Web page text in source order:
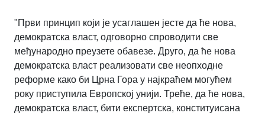
"Први принцип који је усаглашен јесте да ће нова,
демократска власт, одговорно спроводити све
међународно преузете обавезе. Друго, да ће нова
демократска власт реализовати све неопходне
реформе како би Црна Гора у најкраћем могућем
року приступила Европској унији. Треће, да ће нова,
демократска власт, бити експертска, конституисана